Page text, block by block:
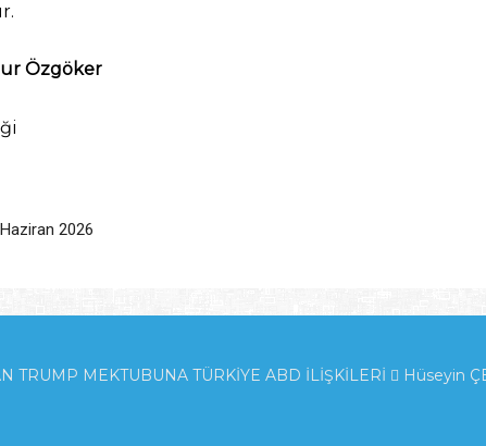
Özgöker
2026
TRUMP MEKTUBUNA TÜRKİYE ABD İLİŞKİLERİ  Hüseyin